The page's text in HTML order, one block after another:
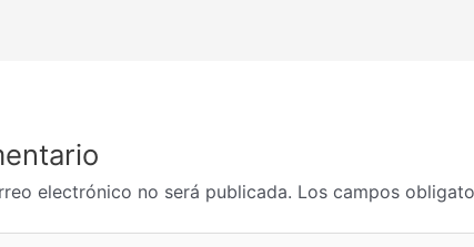
electrónico no será publicada. Los campos